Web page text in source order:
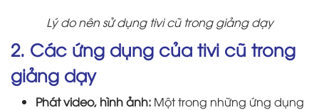
Lý do nên sử dụng tivi cũ trong giảng dạy
2. Các ứng dụng của tivi cũ trong
giảng dạy
Phát video, hình ảnh: Một trong những ứng dụng